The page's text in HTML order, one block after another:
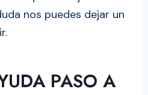
nos puedes dejar un
PASO A